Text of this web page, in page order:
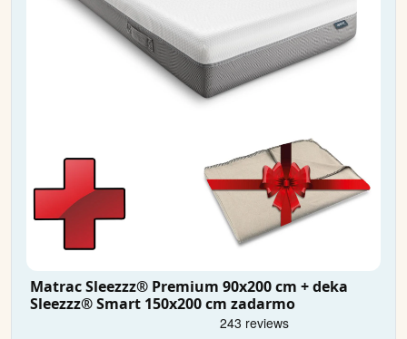
Matrac Sleezzz® Premium 90x200 cm + deka
Sleezzz® Smart 150x200 cm zadarmo